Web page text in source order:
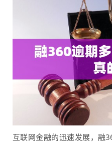
互联网金融的迅速发展，融